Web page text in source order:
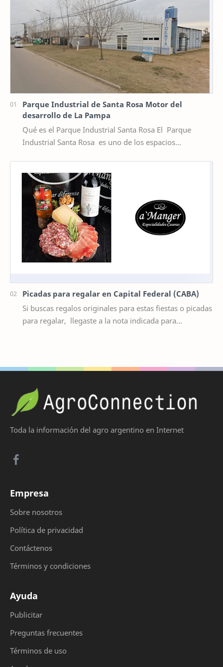
Parque Industrial de Santa Rosa Motor del
desarrollo de La Pampa
Qué es el Parque Industrial Santa Rosa El Parque
Industrial Santa Rosa es uno de los espacios
Picadas para regalar en Capital Federal (CABA)
Si buscas regalos originales para estas fiestas o picadas
para regalar, llegaste a la nota indicada para
Toda la información del agro argentino en Internet
Empresa
Sobre nosotros
Política de privacidad
Contáctenos
Términos y condiciones
Ayuda
Publicitar
Preguntas frecuentes
Términos de uso